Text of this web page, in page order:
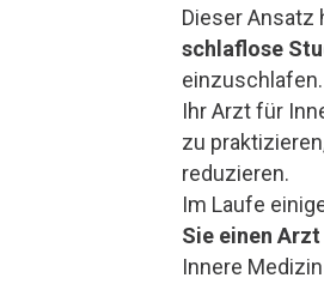
Dieser Ansatz
schlaflose
einzuschlafen.
Ihr Arzt für
zu
reduzieren.
Im Laufe
Sie einen
Innere